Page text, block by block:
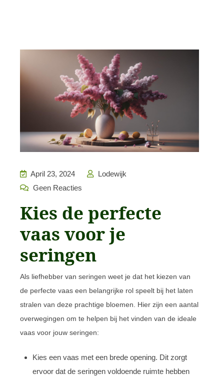
April 23, 2024
Lodewijk
Geen Reacties
Kies de perfecte
vaas voor je
seringen
Als liefhebber van seringen weet je dat het kiezen van
de perfecte vaas een belangrijke rol speelt bij het laten
stralen van deze prachtige bloemen. Hier zijn een aantal
overwegingen om te helpen bij het vinden van de ideale
vaas voor jouw seringen:
Kies een vaas met een brede opening. Dit zorgt
ervoor dat de seringen voldoende ruimte hebben